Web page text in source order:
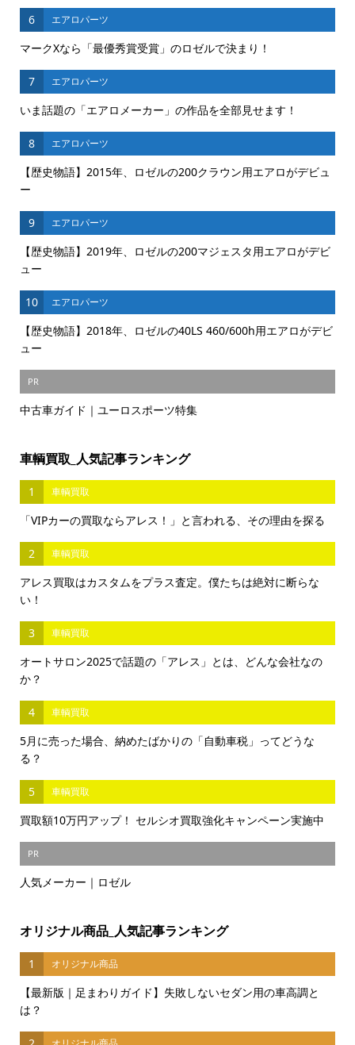
6 エアロパーツ
マークXなら「最優秀賞受賞」のロゼルで決まり！
7 エアロパーツ
いま話題の「エアロメーカー」の作品を全部見せます！
8 エアロパーツ
【歴史物語】2015年、ロゼルの200クラウン用エアロがデビュ
ー
9 エアロパーツ
【歴史物語】2019年、ロゼルの200マジェスタ用エアロがデビ
ュー
10 エアロパーツ
【歴史物語】2018年、ロゼルの40LS 460/600h用エアロがデビ
ュー
PR
中古車ガイド｜ユーロスポーツ特集
車輌買取_人気記事ランキング
1 車輌買取
「VIPカーの買取ならアレス！」と言われる、その理由を探る
2 車輌買取
アレス買取はカスタムをプラス査定。僕たちは絶対に断らな
い！
3 車輌買取
オートサロン2025で話題の「アレス」とは、どんな会社なの
か？
4 車輌買取
5月に売った場合、納めたばかりの「自動車税」ってどうな
る？
5 車輌買取
買取額10万円アップ！ セルシオ買取強化キャンペーン実施中
PR
人気メーカー｜ロゼル
オリジナル商品_人気記事ランキング
1 オリジナル商品
【最新版｜足まわりガイド】失敗しないセダン用の車高調と
は？